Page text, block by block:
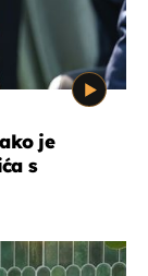
je
s